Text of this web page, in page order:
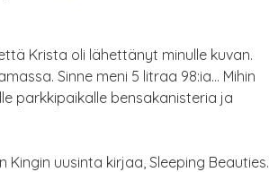
Krista oli lähettänyt minulle kuvan.
Sinne meni 5 litraa 98:ia… Mihin
parkkipaikalle bensakanisteria ja
uusinta kirjaa, Sleeping Beauties.